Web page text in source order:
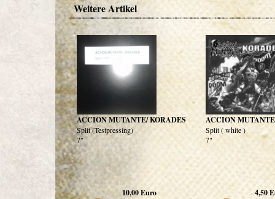
Weitere Artikel
ACCION MUTANTE/ KORADES
Split (Testpressing)
7"
10,00Euro
ACCION
Split ( white )
7"
4,50